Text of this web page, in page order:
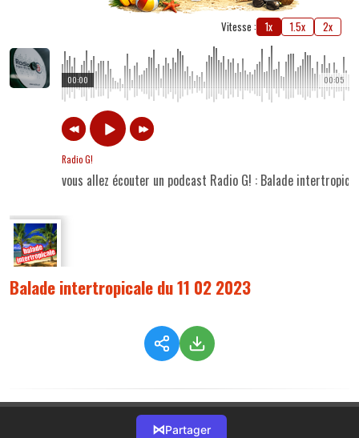
Vitesse : 1x 1.5x 2x
00:05
00:00
Radio G!
vous allez écouter un podcast Radio G! : Balade
Balade intertropicale du 11 02 2023
⋈Partager